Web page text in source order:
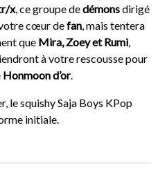
x, ce groupe dedémonsdirigé
cœur defan, mais tentera
que Mira, Zoey et Rumi,
à votre rescousse pour
Honmoon d’or.
le squishy Saja Boys KPop
initiale.